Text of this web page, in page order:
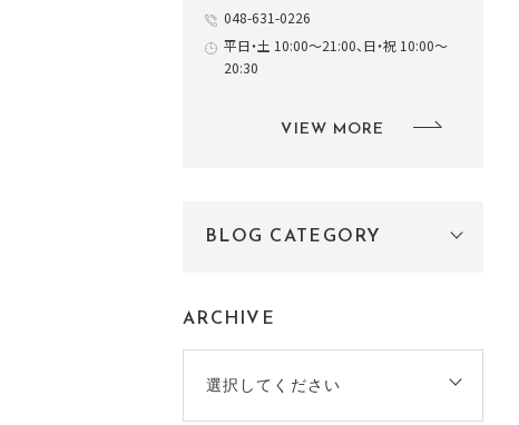
048-631-0226
平日・土 10:00～21:00、日・祝 10:00～
20:30
VIEW MORE
BLOG CATEGORY
ARCHIVE
選択してください